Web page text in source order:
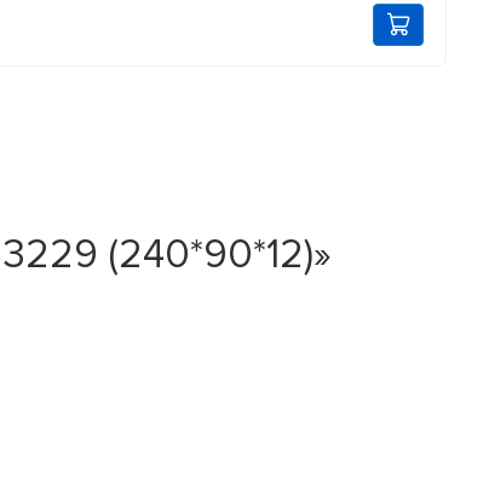
(240*90*12)»